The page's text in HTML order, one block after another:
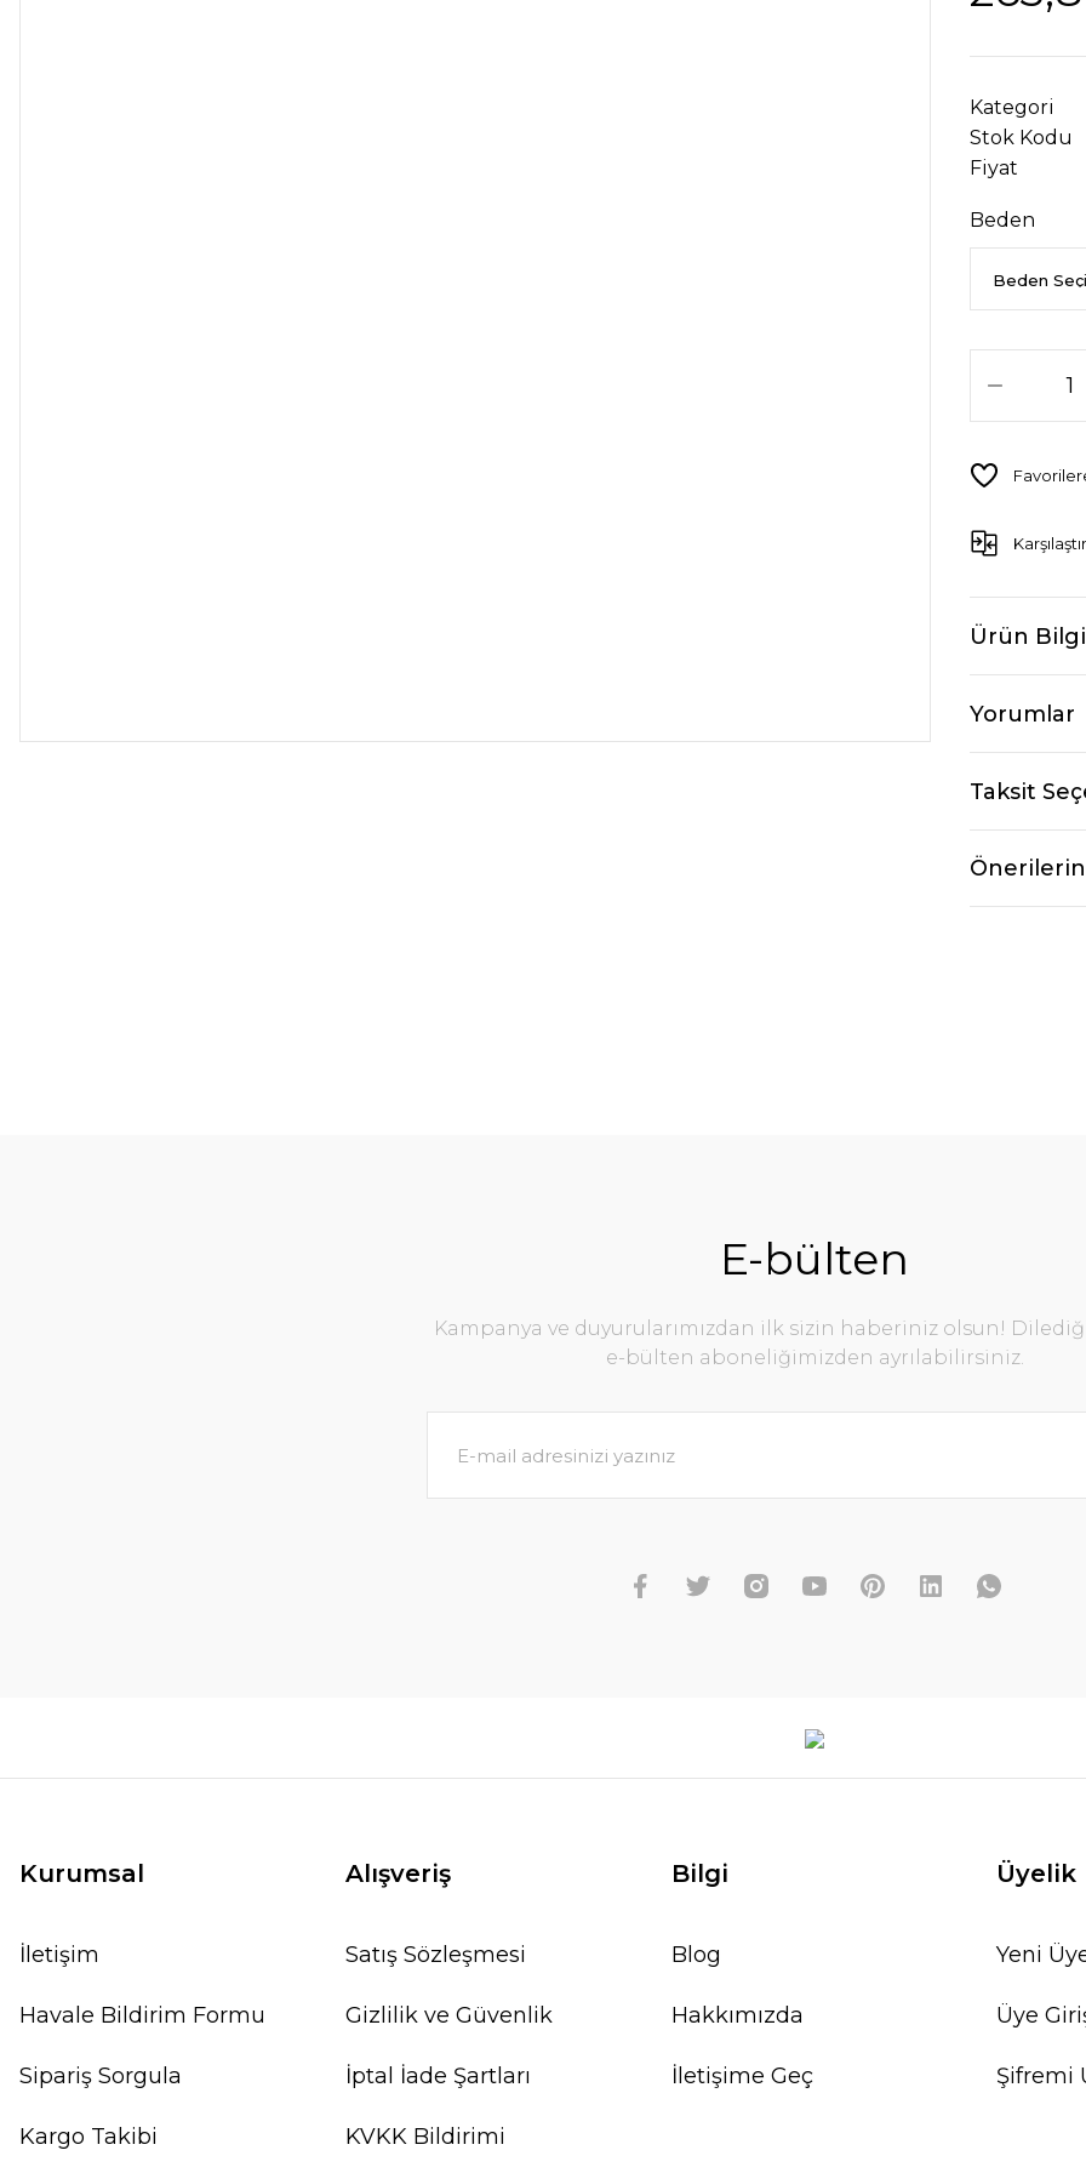
Kategori
Stok Kodu
Fiyat
Beden
Karşılaştır
Ürün
Yorumlar
Taksit
E-bülten
Kampanya ve duyurularımızdan ilk sizin haberiniz olsun!
e-bülten aboneliğimizden ayrılabilirsiniz.
Kurumsal
İletişim
Havale Bildirim Formu
Sipariş Sorgula
Kargo Takibi
Alışveriş
Satış Sözleşmesi
Gizlilik ve Güvenlik
İptal İade Şartları
KVKK Bildirimi
Bilgi
Blog
Hakkımızda
İletişime Geç
Üyelik
Yeni
Üye
Şifremi